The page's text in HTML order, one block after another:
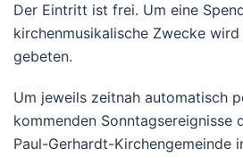
Der Eintritt ist frei. Um eine
kirchenmusikalische Zwecke wird
gebeten.
Um jeweils zeitnah automatisch
kommenden Sonntagsereignisse
Paul-Gerhardt-Kirchengemeinde